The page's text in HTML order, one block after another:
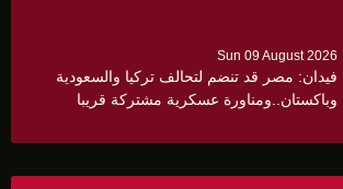
Sun 09 August 2026
فيدان: مصر قد تنضم لتحالف تركيا والسعودية
وباكستان..ومناورة عسكرية مشتركة قريبا